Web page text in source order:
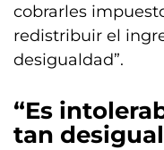
cobrarles
redistribuir el
desigualdad”.
“Es
tan